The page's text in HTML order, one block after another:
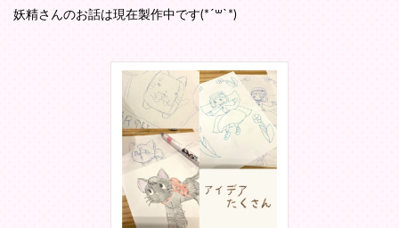
妖精さんのお話は現在製作中です(*´꒳`*)